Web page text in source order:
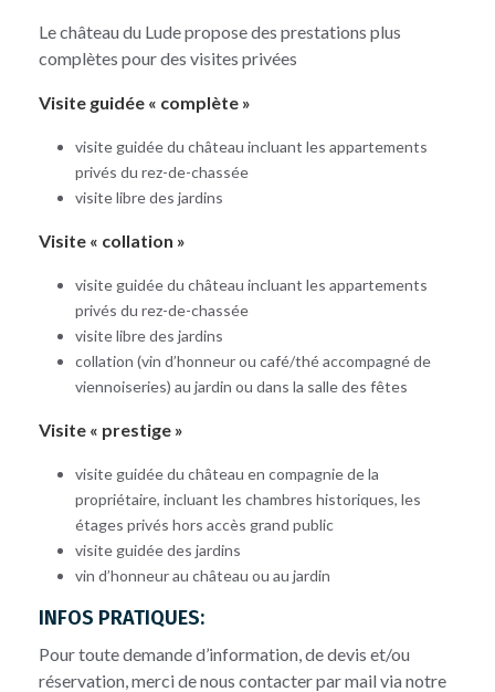
Le château du Lude propose des prestations plus
complètes pour des visites privées
Visite guidée « complète »
visite guidée du château incluant les appartements
privés du rez-de-chassée
visite libre des jardins
Visite « collation »
visite guidée du château incluant les appartements
privés du rez-de-chassée
visite libre des jardins
collation (vin d’honneur ou café/thé accompagné de
viennoiseries) au jardin ou dans la salle des fêtes
Visite « prestige »
visite guidée du château en compagnie de la
propriétaire, incluant les chambres historiques, les
étages privés hors accès grand public
visite guidée des jardins
vin d’honneur au château ou au jardin
INFOS PRATIQUES:
Pour toute demande d’information, de devis et/ou
réservation, merci de nous contacter par mail via notre